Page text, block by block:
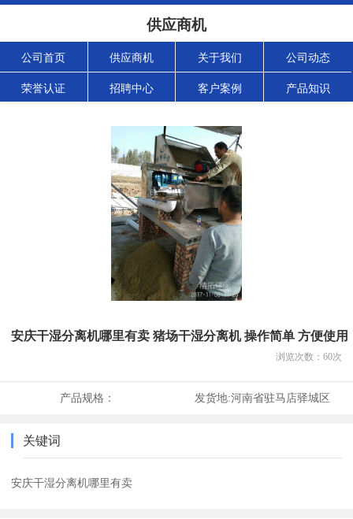
供应商机
公司首页 供应商机 关于我们 公司动态
荣誉认证 招聘中心 客户案例 产品知识
安庆干湿分离机哪里有卖 猪场干湿分离机 操作简单 方便使用
浏览次数： 60次
产品规格： 发货地:河南省驻马店驿城区
关键词
安庆干湿分离机哪里有卖